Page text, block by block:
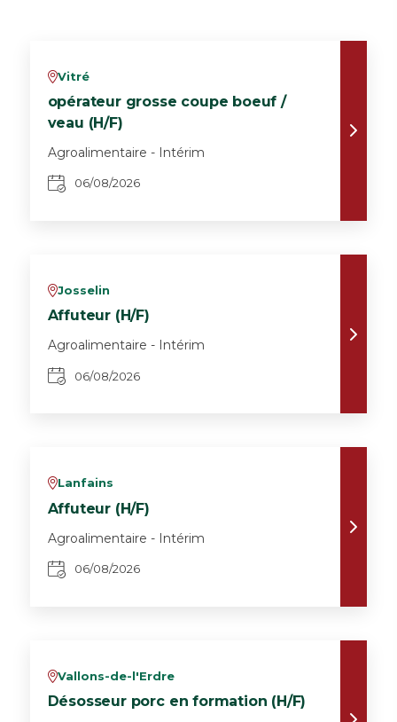
vVitré
opérateur grosse coupe boeuf /
veau (H/F)
Agroalimentaire - Intérim
06/08/2026
vJosselin
Affuteur (H/F)
Agroalimentaire - Intérim
06/08/2026
vLanfains
Affuteur (H/F)
Agroalimentaire - Intérim
06/08/2026
vVallons-de-l'Erdre
Désosseur porc en formation (H/F)